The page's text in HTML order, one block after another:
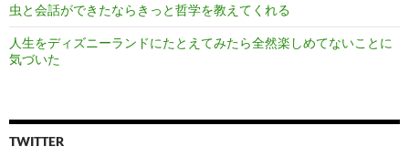
虫と会話ができたならきっと哲学を教えてくれる
人生をディズニーランドにたとえてみたら全然楽しめてないことに
気づいた
TWITTER